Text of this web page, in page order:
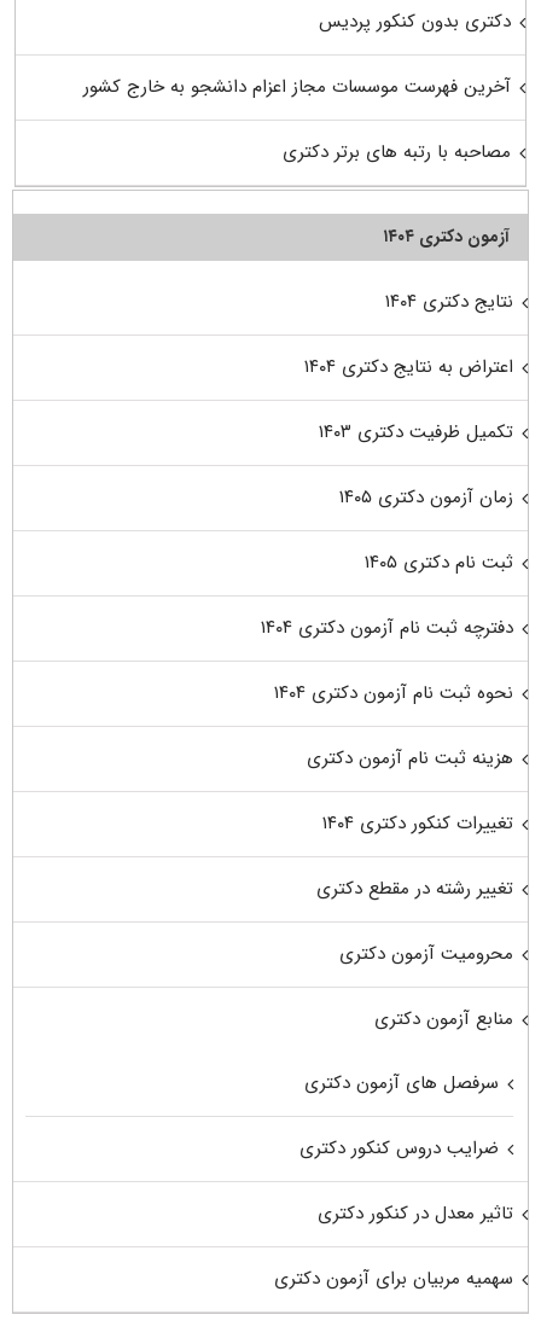
دکتری بدون کنکور پردیس
آخرین فهرست موسسات مجاز اعزام دانشجو به خارج کشور
مصاحبه با رتبه های برتر دکتری
آزمون دکتری ۱۴۰۴
نتایج دکتری ۱۴۰۴
اعتراض به نتایج دکتری ۱۴۰۴
تکمیل ظرفیت دکتری ۱۴۰۳
زمان آزمون دکتری ۱۴۰۵
ثبت نام دکتری ۱۴۰۵
دفترچه ثبت نام آزمون دکتری ۱۴۰۴
نحوه ثبت نام آزمون دکتری ۱۴۰۴
هزینه ثبت نام آزمون دکتری
تغییرات کنکور دکتری ۱۴۰۴
تغییر رشته در مقطع دکتری
محرومیت آزمون دکتری
منابع آزمون دکتری
سرفصل های آزمون دکتری
ضرایب دروس کنکور دکتری
تاثیر معدل در کنکور دکتری
سهمیه مربیان برای آزمون دکتری